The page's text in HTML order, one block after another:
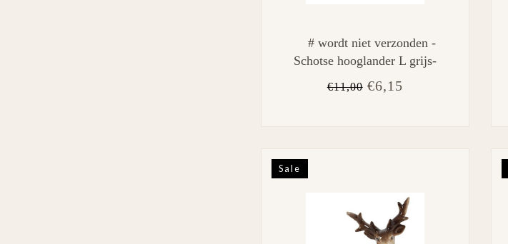
# wordt niet verzonden -
Schotse hooglander L grijs-
L18,5B10H14,5CM
€11,00€6,15
Sale